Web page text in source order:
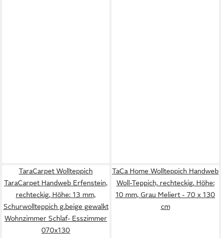
TaraCarpet Wollteppich
TaraCarpet Handweb Erfenstein,
rechteckig, Höhe: 13 mm,
Schurwollteppich g.beige gewalkt
Wohnzimmer Schlaf- Esszimmer
070x130
TaCa Home Wollteppich Handweb
Woll-Teppich, rechteckig, Höhe:
10 mm, Grau Meliert - 70 x 130
cm